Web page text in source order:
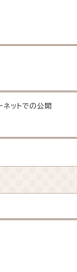
ネットでの公開